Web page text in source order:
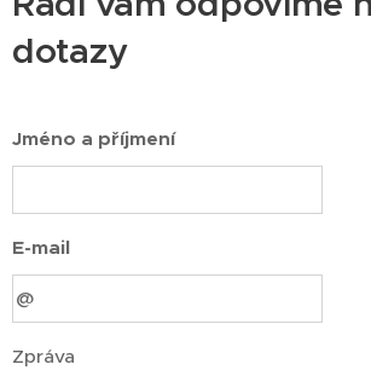
dotazy
Jméno a příjmení
E-mail
Zpráva